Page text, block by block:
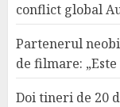
conflict global
Partenerul
de filmare:
Doi tineri de 20